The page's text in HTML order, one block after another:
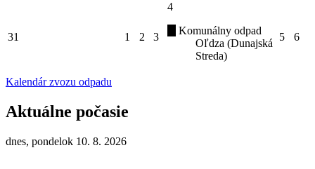
31 1 2 3
4
Komunálny odpad
Oľdza (Dunajská
Streda)
5 6
Kalendár zvozu odpadu
Aktuálne počasie
dnes, pondelok 10. 8. 2026